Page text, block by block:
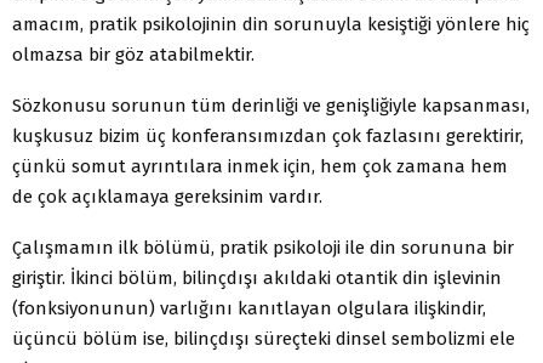
amacım, pratik psikolojinin din sorunuyla kesiştiği yönlere hiç
olmazsa bir göz atabilmektir.
Sözkonusu sorunun tüm derinliği ve genişliğiyle kapsanması,
kuşkusuz bizim üç konferansımızdan çok fazlasını gerektirir,
çünkü somut ayrıntılara inmek için, hem çok zamana hem
de çok açıklamaya gereksinim vardır.
Çalışmamın ilk bölümü, pratik psikoloji ile din sorununa bir
giriştir. İkinci bölüm, bilinçdışı akıldaki otantik din işlevinin
(fonksiyonunun) varlığını kanıtlayan olgulara ilişkindir,
üçüncü bölüm ise, bilinçdışı süreçteki dinsel sembolizmi ele